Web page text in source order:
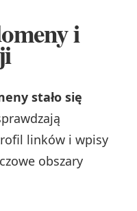
i
stało się
linków i wpisy
obszary